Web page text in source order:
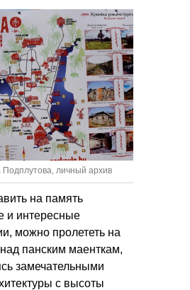
Подплутова, личный архив
на память
и интересные
можно пролететь на
панским маенткам,
замечательными
с высоты